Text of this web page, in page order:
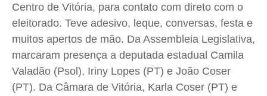
Centro de Vitória, para contato com direto com o
eleitorado. Teve adesivo, leque, conversas, festa e
muitos apertos de mão. Da Assembleia Legislativa,
marcaram presença a deputada estadual Camila
Valadão (Psol), Iriny Lopes (PT) e João Coser
(PT). Da Câmara de Vitória, Karla Coser (PT) e